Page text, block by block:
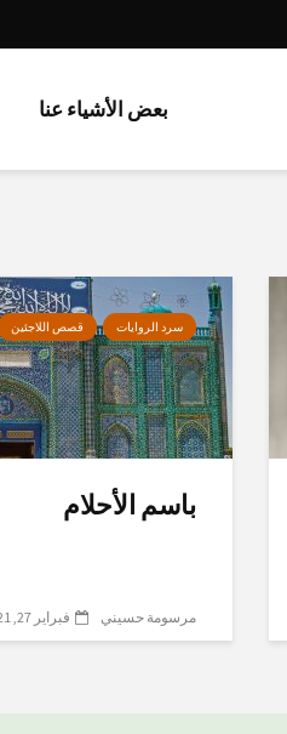
بعض الأشياء عنا
سرد الروايات قصص اللاجئين
باسم الأحلام
مرسومة حسيني فبراير 27, 2021